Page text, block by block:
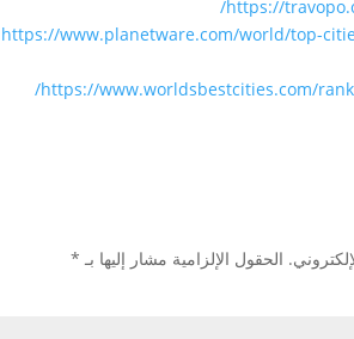
https://
https://www.planetware.com/world/top-
https://www.worldsbestcities.com/
الحقول الإلزامية مشار إليها بـ *